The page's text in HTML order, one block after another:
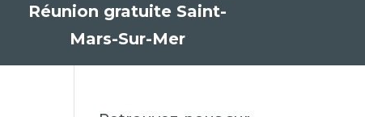
Réunion gratuite Saint-
Mars-Sur-Mer